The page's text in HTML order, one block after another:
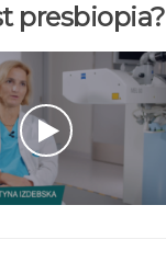
presbiopia?